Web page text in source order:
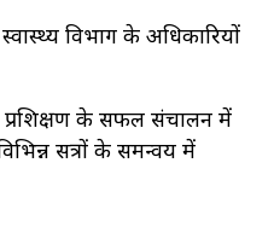
विभाग के अधिकारियों
प्रशिक्षण के सफल संचालन में
सत्रों के समन्वय में